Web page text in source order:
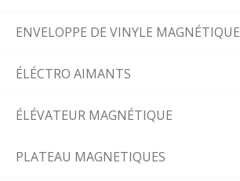
ENVELOPPE DE VINYLE MAGNÉTIQUE
ÉLÉCTRO AIMANTS
ÉLÉVATEUR MAGNÉTIQUE
PLATEAU MAGNETIQUES